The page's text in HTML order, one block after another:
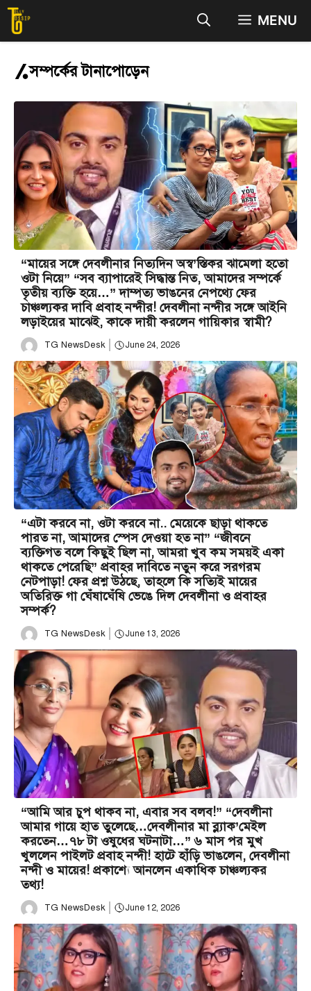
Skip
content
MENU
সম্পর্কের টানাপোড়েন
“মায়ের সঙ্গে দেবলীনার নিত্যদিন অস্ব’স্তিকর ঝামেলা হতো
ওটা নিয়ে” “সব ব্যাপারেই সিদ্ধান্ত নিত, আমাদের সম্পর্কে
তৃতীয় ব্যক্তি হয়ে…” দাম্পত্য ভাঙনের নেপথ্যে ফের
চাঞ্চল্যকর দাবি প্রবাহ নন্দীর! দেবলীনা নন্দীর সঙ্গে আইনি
লড়াইয়ের মাঝেই, কাকে দায়ী করলেন গায়িকার স্বামী?
TG NewsDesk June 24, 2026
“এটা করবে না, ওটা করবে না.. মেয়েকে ছাড়া থাকতে
পারত না, আমাদের স্পেস দেওয়া হত না” “জীবনে
ব্যক্তিগত বলে কিছুই ছিল না, আমরা খুব কম সময়ই একা
থাকতে পেরেছি” প্রবাহর দাবিতে নতুন করে সরগরম
নেটপাড়া! ফের প্রশ্ন উঠছে, তাহলে কি সত্যিই মায়ের
অতিরিক্ত গা ঘেঁষাঘেঁষি ভেঙে দিল দেবলীনা ও প্রবাহর
সম্পর্ক?
TG NewsDesk June 13, 2026
“আমি আর চুপ থাকব না, এবার সব বলব!” “দেবলীনা
আমার গায়ে হাত তুলেছে…দেবলীনার মা ব্ল্যাক’মেইল
করতেন…৭৮ টা ওষুধের ঘটনাটা…” ৬ মাস পর মুখ
খুললেন পাইলট প্রবাহ নন্দী! হাটে হাঁড়ি ভাঙলেন, দেবলীনা
নন্দী ও মায়ের! প্রকাশ্যে আনলেন একাধিক চাঞ্চল্যকর
তথ্য!
TG NewsDesk June 12, 2026